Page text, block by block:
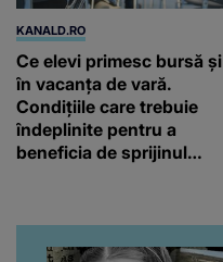
KANALD.RO
Ce elevi primesc bursă și
în vacanța de vară.
Condițiile care trebuie
îndeplinite pentru a
beneficia de sprijinul